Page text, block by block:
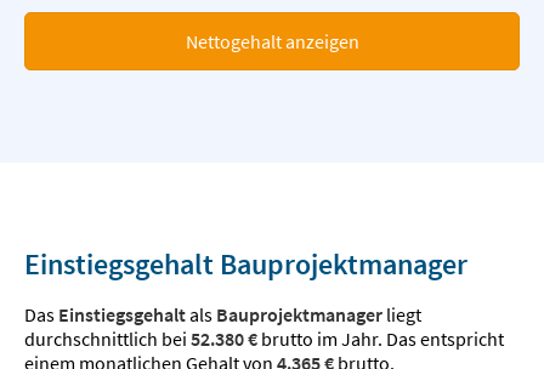
Nettogehalt anzeigen
Einstiegsgehalt Bauprojektmanager
Das Einstiegsgehaltals Bauprojektmanager liegt
durchschnittlich bei 52.380 € brutto im Jahr. Das entspricht
einem monatlichen Gehalt von 4.365 € brutto.